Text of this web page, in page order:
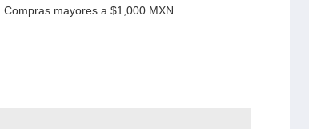
mayores a $1,000 MXN